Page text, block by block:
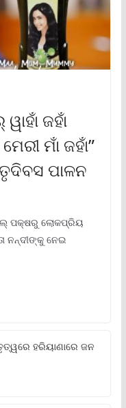
ଜହାଁ
ମାଁ ଜହାଁ”
ପାଳନ
ପକ୍ଷରୁ ଲୋକପ୍ରିୟ
ନନ୍ଦୀଙ୍କୁ ନେଇ
ହରିୟାଣାରେ ଜନ